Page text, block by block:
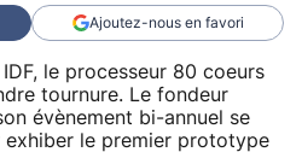
Ajoutez-nous en favori
le processeur 80 coeurs
tournure. Le fondeur
évènement bi-annuel se
exhiber le premier prototype